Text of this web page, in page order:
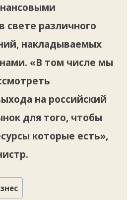
свете различного
накладываемых
«В том числе мы
на российский
для того, чтобы
которые есть»,